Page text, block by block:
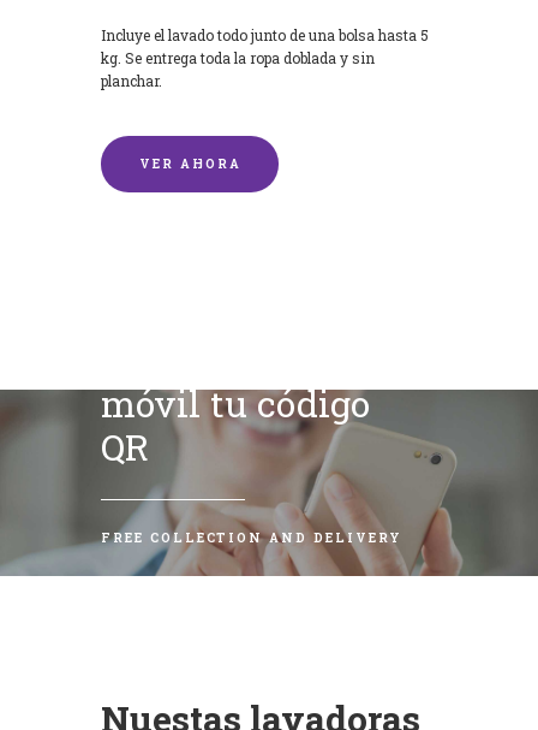
Incluye el lavado todo junto de una bolsa hasta 5
kg. Se entrega toda la ropa doblada y sin
planchar.
VER AHORA
móvil tu código
QR
FREE COLLECTION AND DELIVERY
Nuestas lavadoras